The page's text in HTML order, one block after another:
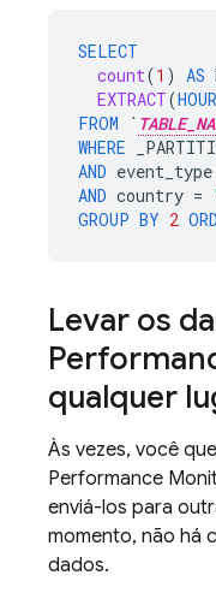
SELECT
count(1 ) AS
EXTRACT(HOUR
FROM
`
WHERE
AND event_type
AND country =
GROUP BY 2
Levar os
qualquer
Às vezes, você
Performance
enviá-los para
momento, não há
dados.